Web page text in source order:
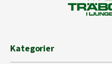
Kategorier